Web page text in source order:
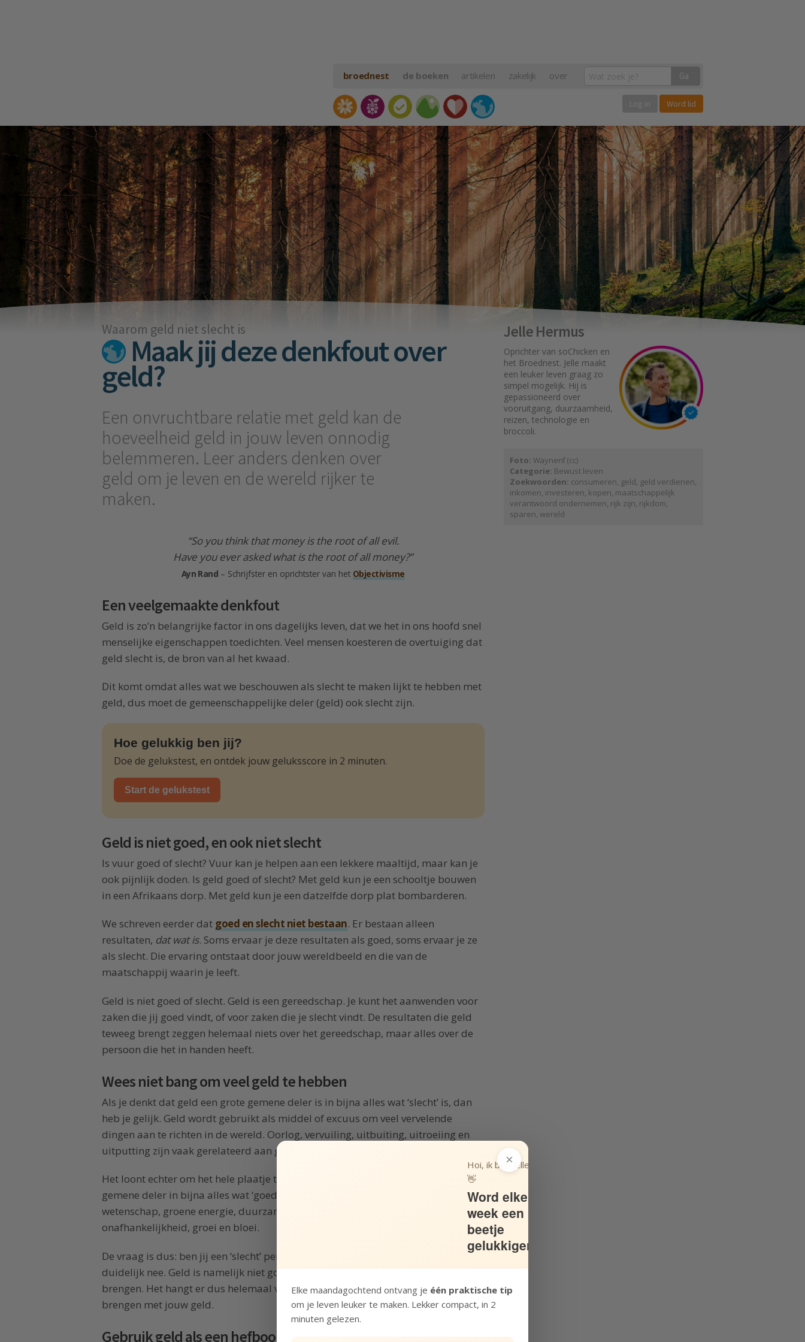
broednest de boeken artikelen zakelijk over Ga
Word lid
Waarom geld niet slecht is
Maak jij deze denkfout over
geld?
Een onvruchtbare relatie met geld kan de
hoeveelheid geld in jouw leven onnodig
belemmeren. Leer anders denken over
geld om je leven en de wereld rijker te
maken.
“So you think that money is the root of all evil.
Have you ever asked what is the root of all money?”
Ayn Rand– Schrijfster en oprichtster van het Objectivisme
Een veelgemaakte denkfout
Geld is zo’n belangrijke factor in ons dagelijks leven, dat we het in ons hoofd snel
menselijke eigenschappen toedichten. Veel mensen koesteren de overtuiging dat
geld slecht is, de bron van al het kwaad.
Dit komt omdat alles wat we beschouwen als slecht te maken lijkt te hebben met
geld, dus moet de gemeenschappelijke deler (geld) ook slecht zijn.
Hoe gelukkig ben jij?
Doe de gelukstest, en ontdek jouw geluksscore in 2 minuten.
Start de gelukstest
Geld is niet goed, en ook niet slecht
Is vuur goed of slecht? Vuur kan je helpen aan een lekkere maaltijd, maar kan je
ook pijnlijk doden. Is geld goed of slecht? Met geld kun je een schooltje bouwen
in een Afrikaans dorp. Met geld kun je een datzelfde dorp plat bombarderen.
We schreven eerder dat goed en slecht niet bestaan. Er bestaan alleen
resultaten, dat wat is. Soms ervaar je deze resultaten als goed, soms ervaar je ze
als slecht. Die ervaring ontstaat door jouw wereldbeeld en die van de
maatschappij waarin je leeft.
Geld is niet goed of slecht. Geld is een gereedschap. Je kunt het aanwenden voor
zaken die jij goed vindt, of voor zaken die je slecht vindt. De resultaten die geld
teweeg brengt zeggen helemaal niets over het gereedschap, maar alles over de
persoon die het in handen heeft.
Wees niet bang om veel geld te hebben
Als je denkt dat geld een grote gemene deler is in bijna alles wat ‘slecht’ is, dan
heb je gelijk. Geld wordt gebruikt als middel of excuus om veel vervelende
dingen aan te richten in de wereld. Oorlog, vervuiling, uitbuiting, uitroeiing en
uitputting zijn vaak gerelateerd aan geld.
Het loont echter om het hele plaatje te zien. Geld is namelijk ook de grote
gemene deler in bijna alles wat ‘goed’ is. Onderwijs, gezondheidszorg,
wetenschap, groene energie, duurzame productie, veilig drinkwater, democratie,
onafhankelijkheid, groei en bloei.
De vraag is dus: ben jij een ‘slecht’ persoon als je veel geld hebt? Het antwoord is
duidelijk nee. Geld is namelijk niet goed of slecht, het kan wel resultaten teweeg
brengen. Het hangt er dus helemaal vanaf welke resultaten jij graag teweeg wilt
brengen met jouw geld.
Gebruik geld als een hefboom voor een betere wereld
Jelle Hermus
Oprichter van soChicken en
het Broednest. Jelle maakt
een leuker leven graag zo
simpel mogelijk. Hij is
gepassioneerd over
vooruitgang, duurzaamheid,
reizen, technologie en
broccoli.
Foto: W a y n e n f(cc)
Categorie: Bewust leven
Zoekwoorden: consumeren, geld, geld verdienen,
inkomen, investeren, kopen, maatschappelijk
verantwoord ondernemen, rijk zijn, rijkdom,
sparen, wereld
×
Hoi, ik ben Jelle!
👋
Word elke
week een
beetje
gelukkiger
Elke maandagochtend ontvang je één praktische tip
om je leven leuker te maken. Lekker compact, in 2
minuten gelezen.